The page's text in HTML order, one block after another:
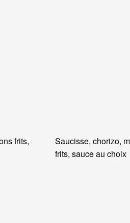
frits,
Saucisse, chorizo,
frits, sauce au choix